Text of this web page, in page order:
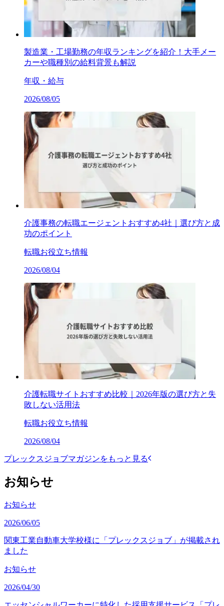
製造業・工場勤務の年収ランキングを紹介！大手メー
カーや職種別の給料背景も解説
年収・給与
2026/08/05
介護事務の転職エージェントおすすめ4社｜選び方と成
功のポイント
転職お役立ち情報
2026/08/04
介護転職サイトおすすめ比較｜2026年版の選び方と失
敗しない活用法
転職お役立ち情報
2026/08/04
プレックスジョブマガジンをもっと見る
お知らせ
お知らせ
2026/06/05
関東工業自動車大学校様に「プレックスジョブ」が掲載され
ました
お知らせ
2026/04/30